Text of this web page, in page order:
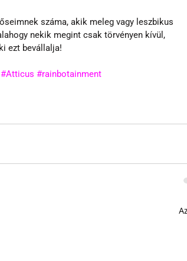
száma, akik meleg vagy leszbikus
nekik megint csak törvényen kívül,
ezt bevállalja!
#Atticus #rainbotainment